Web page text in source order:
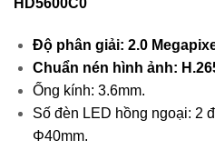
HD5600C0
Độ phân giải: 2.0
Chuẩn nén hình ảnh:
Ống kính: 3.6mm.
Số đèn LED hồng ngoại: 2
Φ40mm.